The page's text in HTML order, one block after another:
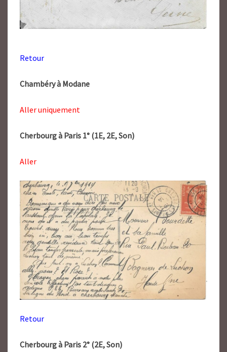
Retour
Chambéry à Modane
Aller uniquement
Cherbourg à Paris 1° (1E, 2E, Son)
Aller
Retour
Cherbourg à Paris 2° (2E, Son)